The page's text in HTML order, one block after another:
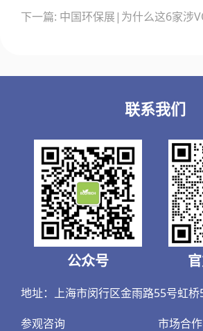
航
联系我们
公众号
地址：上海市闵行区金雨路55号虹
参观咨询
市场合作